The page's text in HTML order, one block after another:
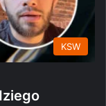
KSW